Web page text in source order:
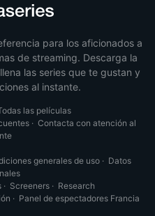
para los aficionados a
de streaming. Descarga la
las series que te gustan y
al instante.
las películas
· Contacta con atención al
generales de uso· Datos
· Screeners· Research
· Panel de espectadores Francia